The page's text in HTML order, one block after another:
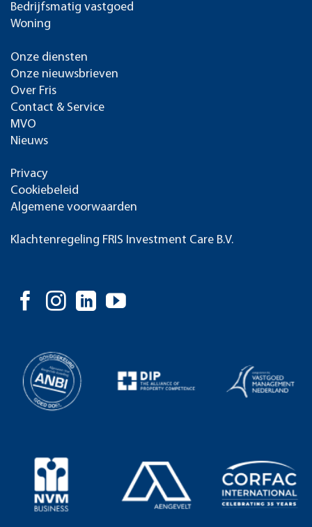
Bedrijfsmatig vastgoed
Woning
Onze diensten
Onze nieuwsbrieven
Over Fris
Contact & Service
MVO
Nieuws
Privacy
Cookiebeleid
Algemene voorwaarden
Klachtenregeling FRIS Investment Care B.V.